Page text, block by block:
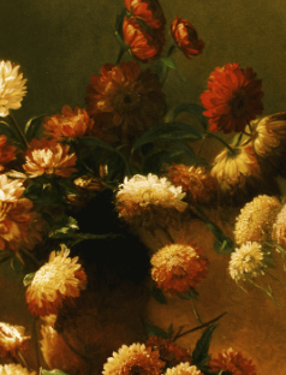
Tranh Phượng Hoàng
Tranh Rồng